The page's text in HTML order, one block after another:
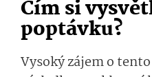
Čím si
poptávku?
Vysoký zájem o